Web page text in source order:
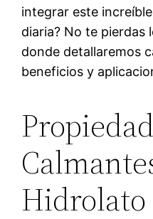
integrar este
diaria? No te pierdas
donde detallaremos
beneficios y
Hidrolato